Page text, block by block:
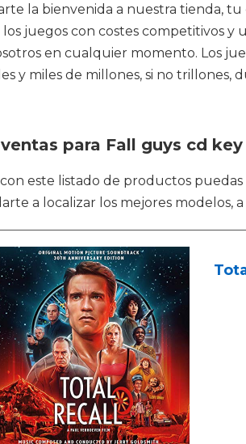
la bienvenida a nuestra tienda,
juegos con costes competitivos
en cualquier momento. Los
y miles de millones, si no
para Fall guys cd key
este listado de productos
a localizar los mejores modelos,